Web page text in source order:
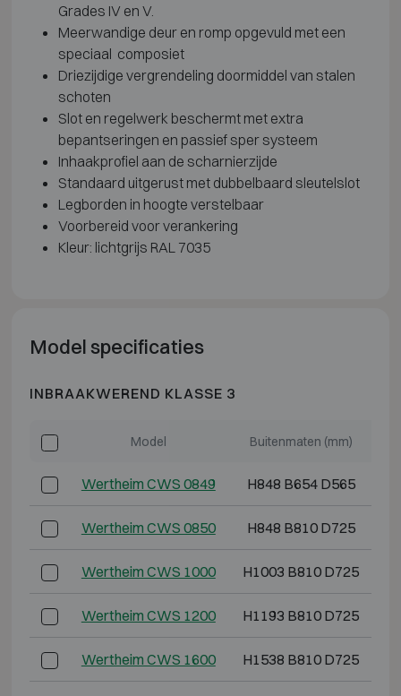
Grades IV en V.
Meerwandige deur en romp opgevuld met een
speciaal composiet
Driezijdige vergrendeling doormiddel van stalen
schoten
Slot en regelwerk beschermt met extra
bepantseringen en passief sper systeem
Inhaakprofiel aan de scharnierzijde
Standaard uitgerust met dubbelbaard sleutelslot
Legborden in hoogte verstelbaar
Voorbereid voor verankering
Kleur: lichtgrijs RAL 7035
Model specificaties
INBRAAKWEREND KLASSE 3
Model Buitenmaten (mm)
Wertheim CWS 0849 H848 B654 D565
Wertheim CWS 0850 H848 B810 D725
Wertheim CWS 1000 H1003 B810 D725
Wertheim CWS 1200 H1193 B810 D725
Wertheim CWS 1600 H1538 B810 D725